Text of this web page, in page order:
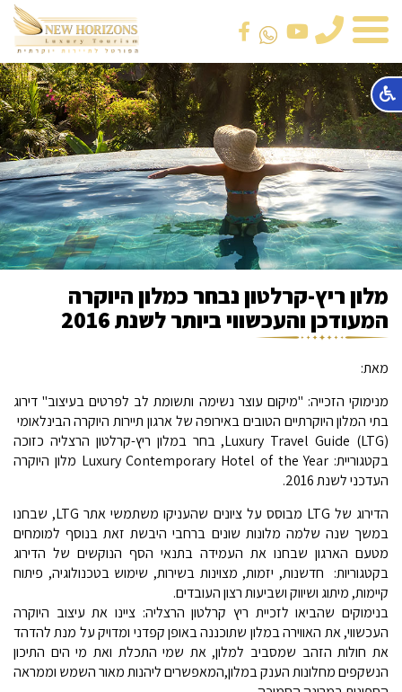
טלפון
מלון ריץ-קרלטון נבחר כמלון היוקרה
המעודכן והעכשווי ביותר לשנת 2016
מאת:
מנימוקי הזכייה: "מיקום עוצר נשימה ותשומת לב לפרטים בעיצוב" דירוג
בתי המלון היוקרתיים הטובים באירופה של ארגון תיירות היוקרה הבינלאומי
Luxury Travel Guide (LTG), בחר במלון ריץ-קרלטון הרצליה כזוכה
בקטגוריית: Luxury Contemporary Hotel of the Year מלון היוקרה
העדכני לשנת 2016.
הדירוג של LTG מבוסס על ציונים שהעניקו משתמשי אתר LTG, שבחנו
במשך שנה שלמה מלונות שונים ברחבי היבשת זאת בנוסף למומחים
מטעם הארגון שבחנו את העמידה בתנאי הסף הנוקשים של הדירוג
בקטגוריות: חדשנות, יזמות, מצוינות בשירות, שימוש בטכנולוגיה, פיתוח
קיימות, מיתוג ושיווק ושביעות רצון העובדים.
בנימוקים שהביאו לזכיית ריץ קרלטון הרצליה: ציינו את עיצוב היוקרה
העכשווי, את האווירה במלון שתוכננה באופן קפדני ומדויק על מנת להדהד
את חולות הזהב שמסביב למלון, את שמי התכלת ואת מי הים התיכון
הנשקפים מחלונות הענק במלון,המאפשרים ליהנות מאור השמש וממראה